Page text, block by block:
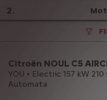
2.
Citroën NOUL C5
YOU • Electric 157 kW
Automata